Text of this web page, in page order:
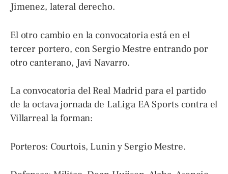
Jimenez, lateral derecho.
El otro cambio en la convocatoria está en el
tercer portero, con Sergio Mestre entrando por
otro canterano, Javi Navarro.
La convocatoria del Real Madrid para el partido
de la octava jornada de LaLiga EA Sports contra el
Villarreal la forman:
Porteros: Courtois, Lunin y Sergio Mestre.